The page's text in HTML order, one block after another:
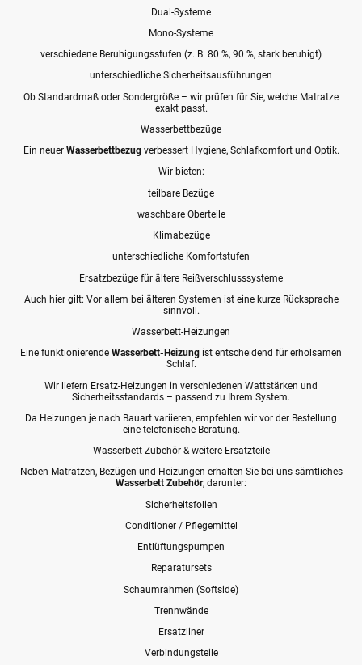
Dual-Systeme
Mono-Systeme
verschiedene Beruhigungsstufen (z. B. 80 %, 90 %, stark beruhigt)
unterschiedliche Sicherheitsausführungen
Ob Standardmaß oder Sondergröße – wir prüfen für Sie, welche Matratze
exakt passt.
Wasserbettbezüge
Ein neuer Wasserbettbezugverbessert Hygiene, Schlafkomfort und Optik.
Wir bieten:
teilbare Bezüge
waschbare Oberteile
Klimabezüge
unterschiedliche Komfortstufen
Ersatzbezüge für ältere Reißverschlusssysteme
Auch hier gilt: Vor allem bei älteren Systemen ist eine kurze Rücksprache
sinnvoll.
Wasserbett-Heizungen
Eine funktionierende Wasserbett-Heizung ist entscheidend für erholsamen
Schlaf.
Wir liefern Ersatz-Heizungen in verschiedenen Wattstärken und
Sicherheitsstandards – passend zu Ihrem System.
Da Heizungen je nach Bauart variieren, empfehlen wir vor der Bestellung
eine telefonische Beratung.
Wasserbett-Zubehör & weitere Ersatzteile
Neben Matratzen, Bezügen und Heizungen erhalten Sie bei uns sämtliches
Wasserbett Zubehör, darunter:
Sicherheitsfolien
Conditioner / Pflegemittel
Entlüftungspumpen
Reparatursets
Schaumrahmen (Softside)
Trennwände
Ersatzliner
Verbindungsteile